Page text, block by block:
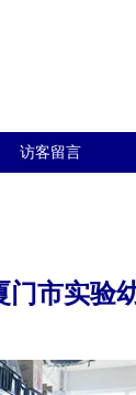
访客留言
市实验